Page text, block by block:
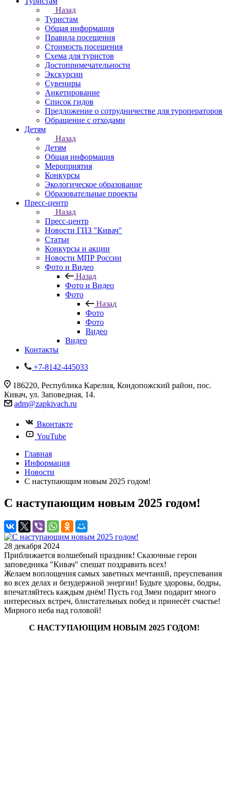
Назад
Туристам
Общая информация
Правила посещения
Стоимость посещения
Схема для туристов
Достопримечательности
Экскурсии
Сувениры
Анкетирование
Список гидов
Предложение о сотрудничестве для туроператоров
Обращение с отходами
Детям
Назад
Детям
Общая информация
Мероприятия
Конкурсы
Экологическое образование
Образовательные проекты
Пресс-центр
Назад
Пресс-центр
Новости ГПЗ "Кивач"
Статьи
Конкурсы и акции
Новости МПР России
Фото и Видео
Назад
Фото и Видео
Фото
Назад
Фото
Фото
Видео
Видео
Контакты
+7-8142-445033
186220, Республика Карелия, Кондопожский район, пос.
Кивач, ул. Заповедная, 14.
adm@zapkivach.ru
Вконтакте
YouTube
Главная
Информация
Новости
С наступающим новым 2025 годом!
С наступающим новым 2025 годом!
28 декабря 2024
Приближается волшебный праздник! Сказочные герои
заповедника "Кивач" спешат поздравить всех!
Желаем воплощения самых заветных мечтаний, преуспевания
во всех делах и безудержной энергии! Будьте здоровы, бодры,
впечатляйтесь каждым днём! Пусть год Змеи подарит много
интересных встреч, блистательных побед и принесёт счастье!
Мирного неба над головой!
С НАСТУПАЮЩИМ НОВЫМ 2025 ГОДОМ!